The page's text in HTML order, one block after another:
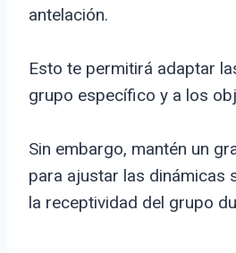
antelación.
Esto te permitirá adaptar
grupo específico y a los
Sin embargo, mantén un
para ajustar las dinámicas
la receptividad del grupo